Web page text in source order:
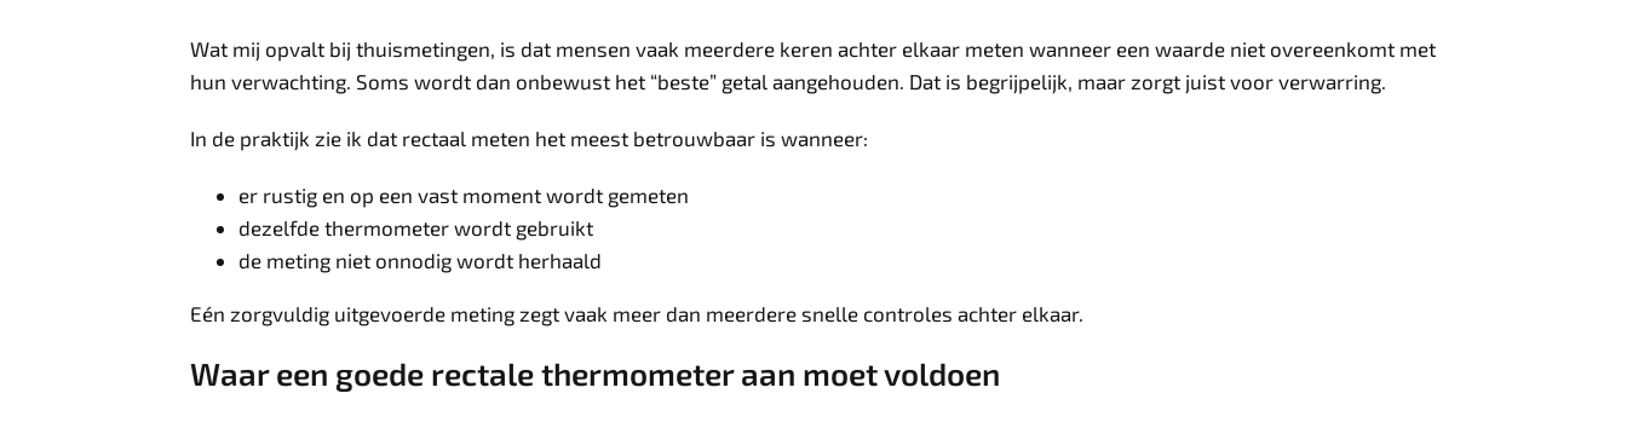
Wat mij opvalt bij thuismetingen, is dat mensen vaak meerdere keren achter elkaar meten wanneer een waarde niet overeenkomt met
hun verwachting. Soms wordt dan onbewust het “beste” getal aangehouden. Dat is begrijpelijk, maar zorgt juist voor verwarring.
In de praktijk zie ik dat rectaal meten het meest betrouwbaar is wanneer:
er rustig en op een vast moment wordt gemeten
dezelfde thermometer wordt gebruikt
de meting niet onnodig wordt herhaald
Eén zorgvuldig uitgevoerde meting zegt vaak meer dan meerdere snelle controles achter elkaar.
Waar een goede rectale thermometer aan moet voldoen